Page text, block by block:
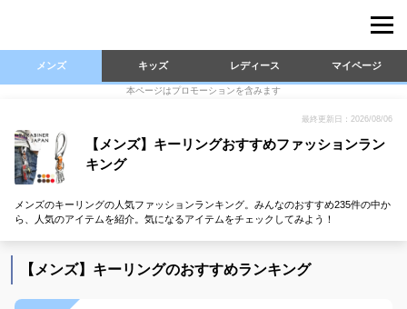
メンズ キッズ レディース マイページ
本ページはプロモーションを含みます
最終更新日：2026/08/06
【メンズ】キーリングおすすめファッションラン
キング
メンズのキーリングの人気ファッションランキング。みんなのおすすめ235件の中か
ら、人気のアイテムを紹介。気になるアイテムをチェックしてみよう！
【メンズ】キーリングのおすすめランキング